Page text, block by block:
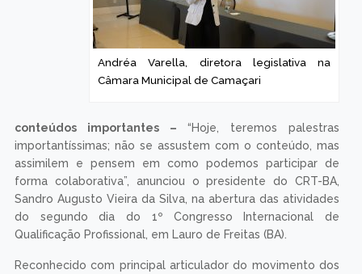
Andréa Varella, diretora legislativa na
Câmara Municipal de Camaçari
conteúdos importantes – “Hoje, teremos palestras
importantíssimas; não se assustem com o conteúdo, mas
assimilem e pensem em como podemos participar de
forma colaborativa”, anunciou o presidente do CRT-BA,
Sandro Augusto Vieira da Silva, na abertura das atividades
do segundo dia do 1º Congresso Internacional de
Qualificação Profissional, em Lauro de Freitas (BA).
Reconhecido com principal articulador do movimento dos